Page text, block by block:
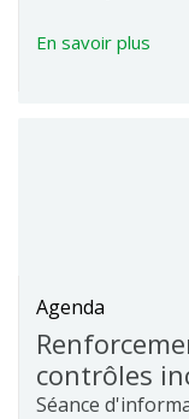
En savoir plus
Agenda
contrôles
Séance